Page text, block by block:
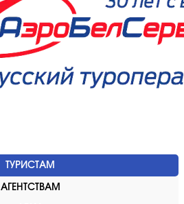
ТУРИСТАМ
АГЕНТСТВАМ